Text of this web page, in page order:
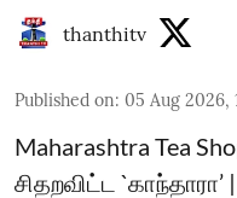
thanthitv
Published on: 05 Aug 2026,
Maharashtra Tea
சிதறவிட்ட `காந்தாரா’